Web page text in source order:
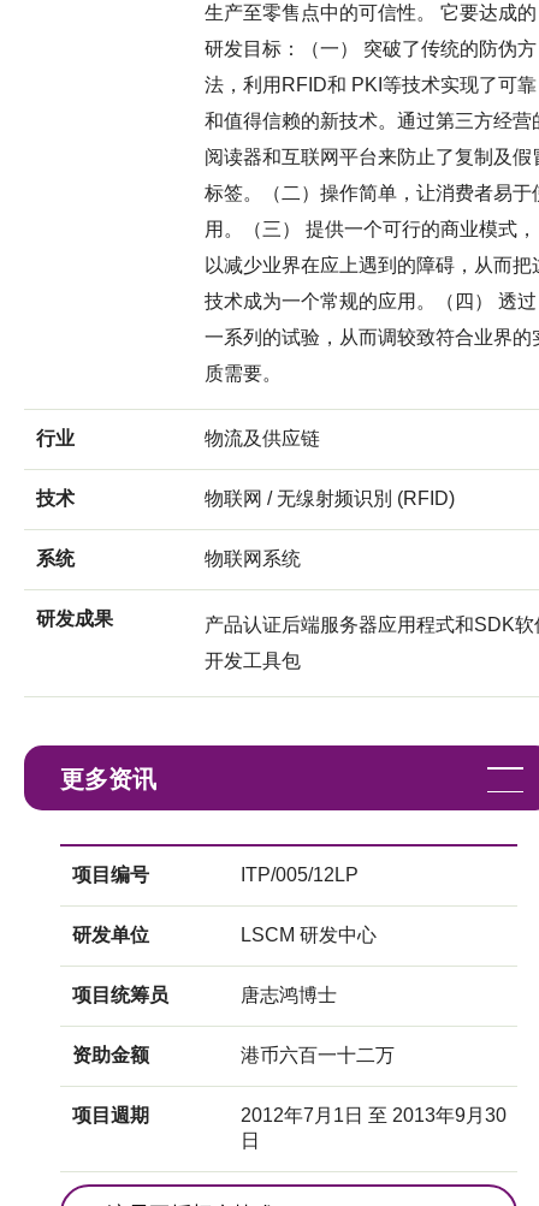
生产至零售点中的可信性。 它要达成的
研发目标：（一） 突破了传统的防伪方
法，利用RFID和 PKI等技术实现了可靠
和值得信赖的新技术。通过第三方经营
阅读器和互联网平台来防止了复制及假
标签。（二）操作简单，让消费者易于
用。（三） 提供一个可行的商业模式，
以减少业界在应上遇到的障碍，从而把
技术成为一个常规的应用。（四） 透过
一系列的试验，从而调较致符合业界的
质需要。
行业 物流及供应链
技术 物联网 / 无缐射频识別 (RFID)
系统 物联网系统
研发成果
产品认证后端服务器应用程式和SDK软
开发工具包
更多资讯
项目编号 ITP/005/12LP
研发单位 LSCM 研发中心
项目统筹员 唐志鸿博士
资助金额 港币六百一十二万
项目週期
2012年7月1日 至 2013年9月30
日